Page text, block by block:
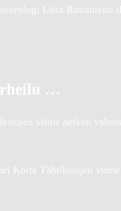
Liisa Rintaniemi
…
viime hetken
Korte Tähtikisojen